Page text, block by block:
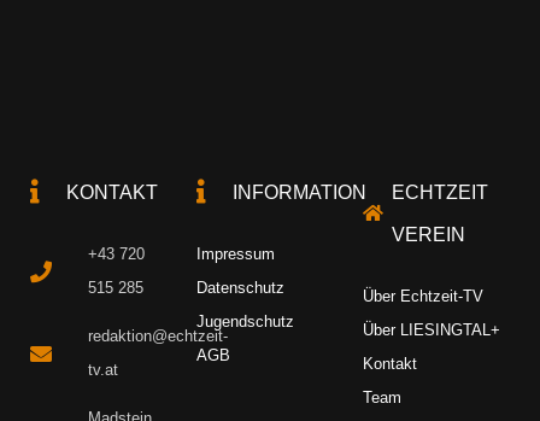
KONTAKT
+43 720
515 285
redaktion@echtzeit-
tv.at
INFORMATION
Impressum
Datenschutz
Jugendschutz
AGB
ECHTZEIT
VEREIN
Über Echtzeit-TV
Über LIESINGTAL+
Kontakt
Team